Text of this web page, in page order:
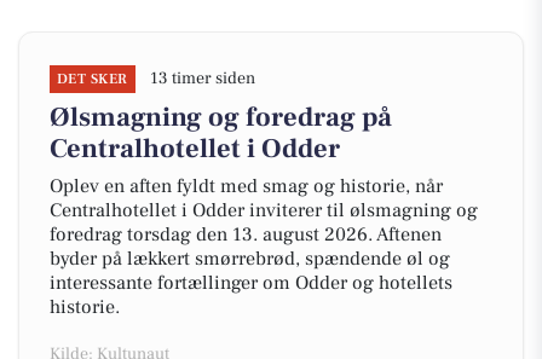
DET SKER 13 timer siden
Ølsmagning og foredrag på
Centralhotellet i Odder
Oplev en aften fyldt med smag og historie, når
Centralhotellet i Odder inviterer til ølsmagning og
foredrag torsdag den 13. august 2026. Aftenen
byder på lækkert smørrebrød, spændende øl og
interessante fortællinger om Odder og hotellets
historie.
Kilde: Kultunaut